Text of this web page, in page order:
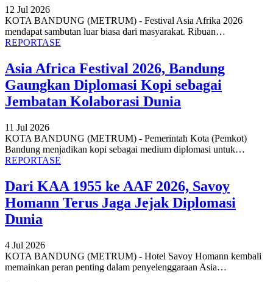
12 Jul 2026
KOTA BANDUNG (METRUM) - Festival Asia Afrika 2026
mendapat sambutan luar biasa dari masyarakat. Ribuan…
REPORTASE
Asia Africa Festival 2026, Bandung
Gaungkan Diplomasi Kopi sebagai
Jembatan Kolaborasi Dunia
11 Jul 2026
KOTA BANDUNG (METRUM) - Pemerintah Kota (Pemkot)
Bandung menjadikan kopi sebagai medium diplomasi untuk…
REPORTASE
Dari KAA 1955 ke AAF 2026, Savoy
Homann Terus Jaga Jejak Diplomasi
Dunia
4 Jul 2026
KOTA BANDUNG (METRUM) - Hotel Savoy Homann kembali
memainkan peran penting dalam penyelenggaraan Asia…